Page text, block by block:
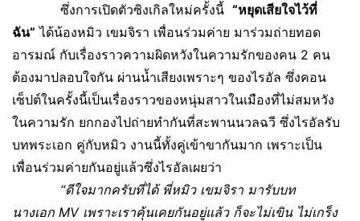
ซึ่งการเปิดตัวซิงเกิลใหม่ครั้งนี้ “หยุดเสียใจไว้ที่
ฉัน” ได้น้องหมิว เขมจิรา เพื่อนร่วมค่าย มาร่วมถ่ายทอด
อารมณ์ กับเรื่องราวความผิดหวังในความรักของคน 2 คน
ต้องมาปลอบใจกัน ผ่านน้ำเสียงเพราะๆ ของไรอัล ซึ่งคอน
เซ็ปต์ในครั้งนี้เป็นเรื่องราวของหนุ่มสาวในเมืองที่ไม่สมหวัง
ในความรัก ยกกองไปถ่ายทำกันที่สะพานนวลฉวี ซึ่งไรอัลรับ
บทพระเอก คู่กับหมิว งานนี้ทั้งคู่เข้าขากันมาก เพราะเป็น
เพื่อนร่วมค่ายกันอยู่แล้วซึ่งไรอัลเผยว่า
“ดีใจมากครับที่ได้ พี่หมิว เขมจิรา มารับบท
นางเอก MV เพราะเราคุ้นเคยกันอยู่แล้ว ก็จะไม่เขิน ไม่เกร็ง